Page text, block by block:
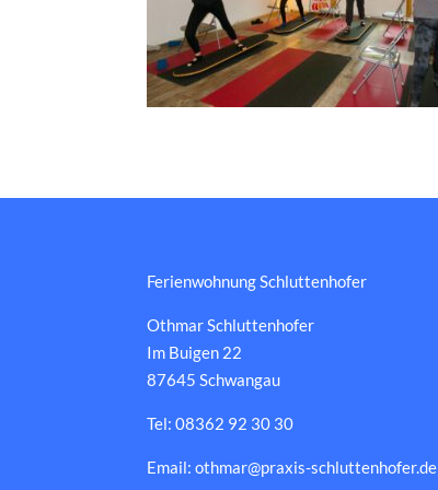
Ferienwohnung Schluttenhofer
Othmar Schluttenhofer
Im Buigen 22
87645 Schwangau
Tel: 08362 92 30 30
Email: othmar@praxis-schluttenhofer.de